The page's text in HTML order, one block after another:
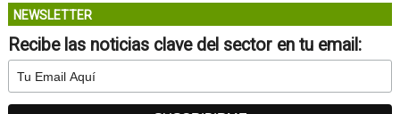
NEWSLETTER
Recibe las noticias clave del sector en tu email: